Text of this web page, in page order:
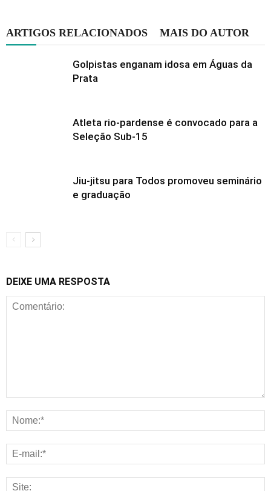
ARTIGOS RELACIONADOS MAIS DO AUTOR
Golpistas enganam idosa em Águas da
Prata
Atleta rio-pardense é convocado para a
Seleção Sub-15
Jiu-jitsu para Todos promoveu seminário
e graduação
DEIXE UMA RESPOSTA